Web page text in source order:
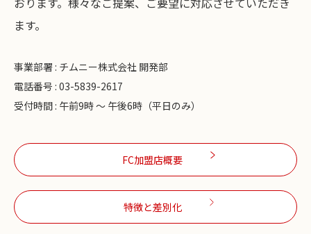
ます。
事業部署 : チムニー株式会社 開発部
電話番号 : 03-5839-2617
受付時間 : 午前9時 ～ 午後6時（平日のみ）
FC加盟店概要
特徴と差別化